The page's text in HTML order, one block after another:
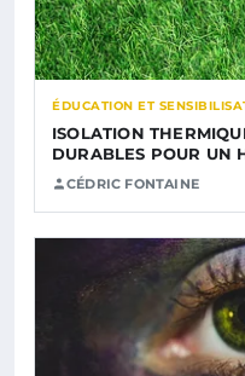
ÉDUCATION ET
ISOLATION
DURABLES POUR UN
CÉDRIC FONTAINE